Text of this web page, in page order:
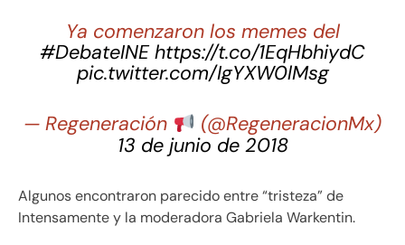
Ya comenzaron los memes del
#DebateINE https://t.co/1EqHbhiydC
pic.twitter.com/IgYXW0lMsg
— Regeneración
󠁲 (@RegeneracionMx)
13 de junio de 2018
Algunos encontraron parecido entre “tristeza” de
Intensamente y la moderadora Gabriela Warkentin.